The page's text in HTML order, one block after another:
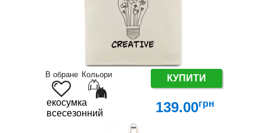
В обране Кольори КУПИТИ
екосумка
всесезонний
139.00грн